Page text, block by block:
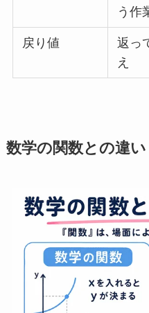
う作
戻り値
返っ
え
数学の関数との違い